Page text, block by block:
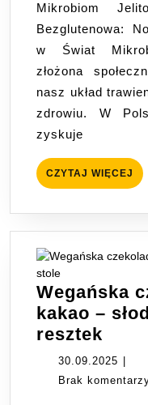
Mikrobiom Jelitowy a Dieta Wegańsko-
Bezglutenowa:
w Świat
złożona
nasz układ
zdrowiu. W
zyskuje
CZYTAJ WIĘCEJ
Wegańska
kakao –
resztek
z
30.09.2025
Brak